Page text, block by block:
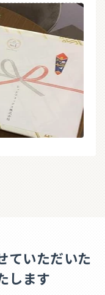
ていただいた
します